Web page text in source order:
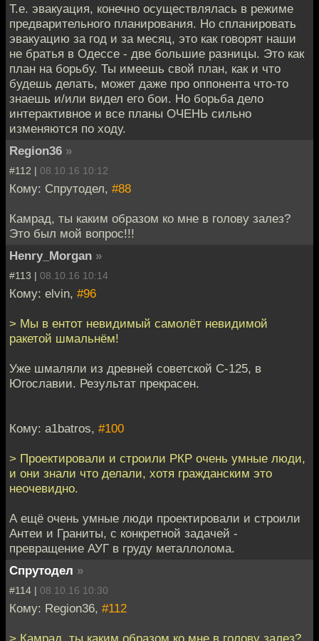
Т.е. эвакуация, конечно осуществлялась в режиме
предварительного планирования. Но спланировать
эвакуацию за год и за месяц, это как говорят наши
не братья в Одессе - две большие разницы. Это как
план на борьбу. Ты имеешь свой план, как и что
будешь делать, может даже про оппонента что-то
знаешь и/или видел его бои. Но борьба дело
интерактивное и все планы ОЧЕНЬ сильно
изменяются по ходу.
Region36 »
#112 | 08.10.16 10:12
Кому: Спрутодел, #88
Камрад, ты каким образом ко мне в голову залез?
Это был мой вопрос!!!
Henry_Morgan »
#113 | 08.10.16 10:14
Кому: elvin, #96
> Мы в ентот невидимый самолёт невидимой
ракетой шмальнём!
Уже шмаляли из древней советской С-125, в
Югославии. Результат прекрасен.
Кому: a1batros, #100
> Проектировали и строили РКР очень умные люди,
и они знали что делали, хотя гражданским это
неочевидно.
А ещё очень умные люди проектировали и строили
Антеи и Граниты, с конкретной задачей -
превращение АУГ в груду металлолома.
Спрутодел »
#114 | 08.10.16 10:30
Кому: Region36, #112
> Камрад, ты каким образом ко мне в голову залез?